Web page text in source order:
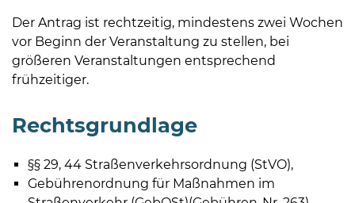
Der Antrag ist rechtzeitig, mindestens zwei Wochen
vor Beginn der Veranstaltung zu stellen, bei
größeren Veranstaltungen entsprechend
frühzeitiger.
Rechtsgrundlage
§§ 29, 44 Straßenverkehrsordnung (StVO),
Gebührenordnung für Maßnahmen im